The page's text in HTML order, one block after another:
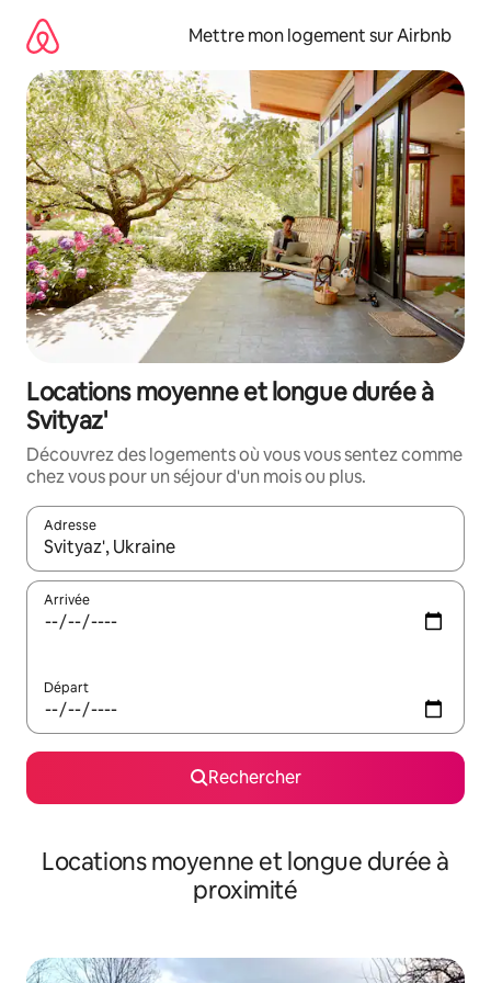
directement
contenu
Mettre mon logement sur Airbnb
Locations moyenne et longue durée à
Svityaz'
Découvrez des logements où vous vous sentez comme
chez vous pour un séjour d'un mois ou plus.
Adresse
Lorsque les résultats s'affichent, utilisez les flèches vers le
Arrivée
Départ
Rechercher
Locations moyenne et longue durée à
proximité